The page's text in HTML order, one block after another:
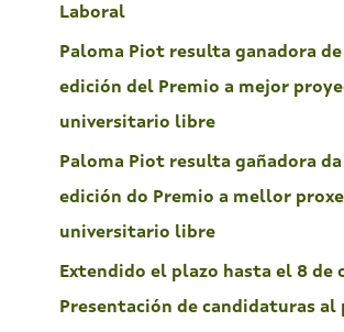
Laboral
Paloma Piot resulta ganadora de
edición del Premio a mejor
universitario libre
Paloma Piot resulta gañadora da
edición do Premio a mellor
universitario libre
Extendido el plazo hasta el 8 de
Presentación de candidaturas al